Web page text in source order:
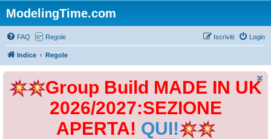
ModelingTime.com
FAQ Regole Login
Iscriviti
Indice Regole
Group Build MADE IN UK
2026/2027:SEZIONE
APERTA! QUI!